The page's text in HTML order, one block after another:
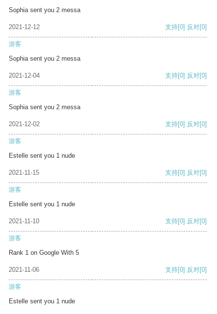
Sophia sent you 2 messa
2021-12-12 支持[0] 反对[0]
游客
Sophia sent you 2 messa
2021-12-04 支持[0] 反对[0]
游客
Sophia sent you 2 messa
2021-12-02 支持[0] 反对[0]
游客
Estelle sent you 1 nude
2021-11-15 支持[0] 反对[0]
游客
Estelle sent you 1 nude
2021-11-10 支持[0] 反对[0]
游客
Rank 1 on Google With 5
2021-11-06 支持[0] 反对[0]
游客
Estelle sent you 1 nude